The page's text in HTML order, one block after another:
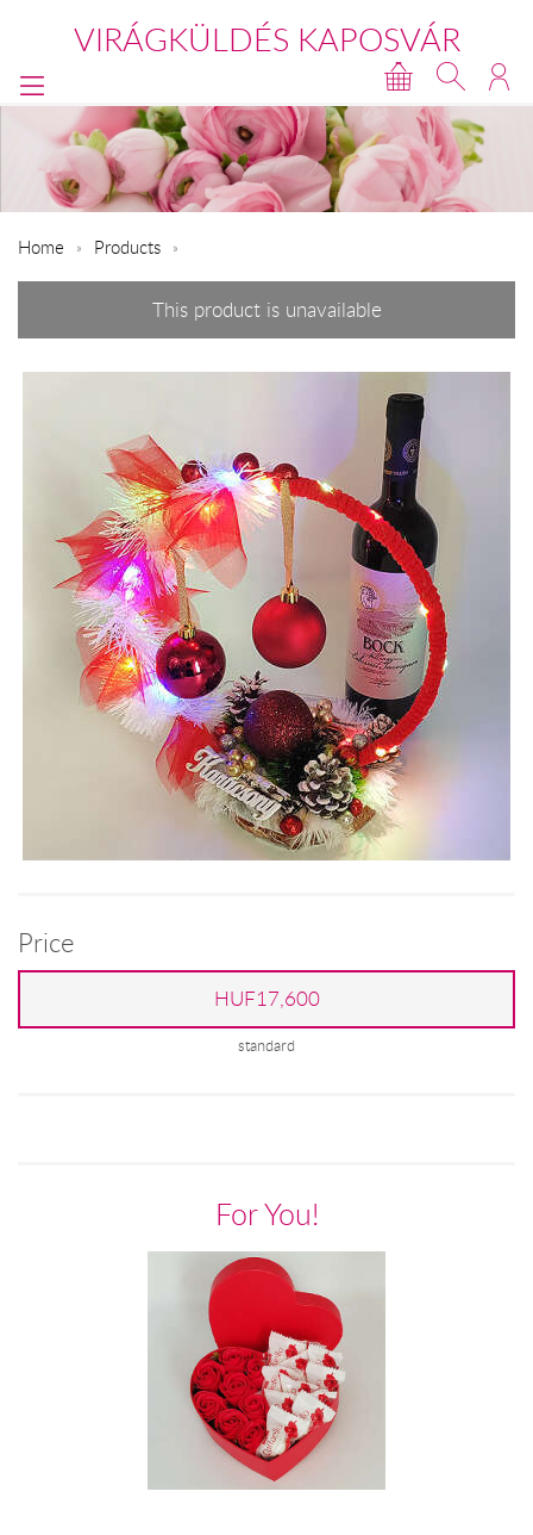
VIRÁGKÜLDÉS KAPOSVÁR
Home Products
This product is unavailable
Price
HUF17,600
standard
For You!